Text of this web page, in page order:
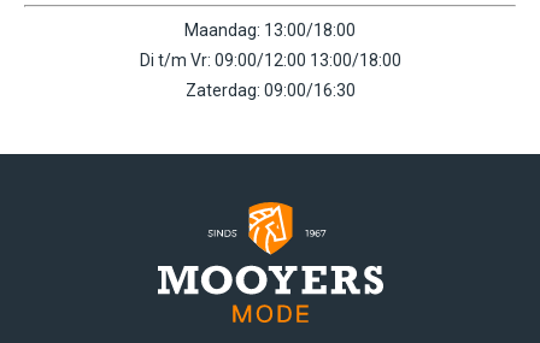
Maandag: 13:00/18:00
Di t/m Vr: 09:00/12:00 13:00/18:00
Zaterdag: 09:00/16:30